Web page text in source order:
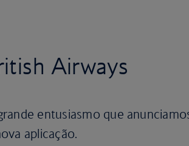
Airways
entusiasmo que
aplicação.